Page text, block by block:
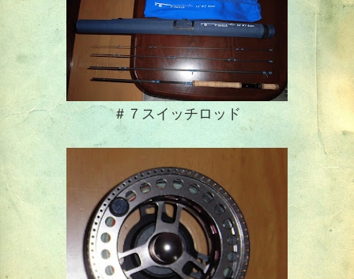
＃７スイッチロッド